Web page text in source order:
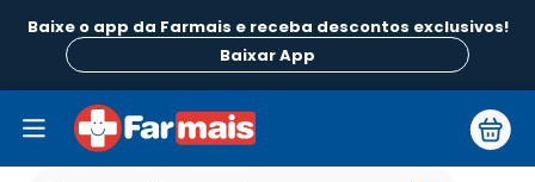
Baixe o app da Farmais e receba descontos exclusivos!
Baixar App